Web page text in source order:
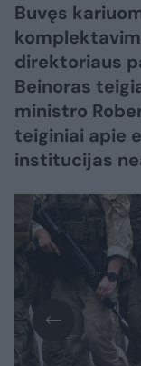
Buvęs
direktoriaus
Beinoras
ministro
teiginiai apie
institucijas